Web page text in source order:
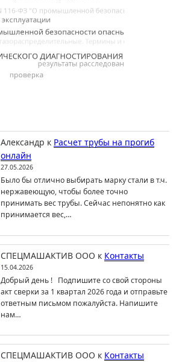
Александр к Расчет трубы на прогиб
онлайн
27.05.2026
Было бы отлично выбирать марку стали в т.ч.
нержавеющую, чтобы более точно
принимать вес трубы. Сейчас непонятно как
принимается вес,…
СПЕЦМАШАКТИВ ООО к Контакты
15.04.2026
Добрый день ! Подпишите со свой стороны
акт сверки за 1 квартал 2026 года и отправьте
ответным письмом пожалуйста. Напишите
нам…
СПЕЦМАШАКТИВ ООО к Контакты